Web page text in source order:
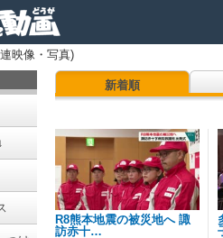
映像・写真)
新着順
R8熊本地震の被災地へ 諏
訪赤十…